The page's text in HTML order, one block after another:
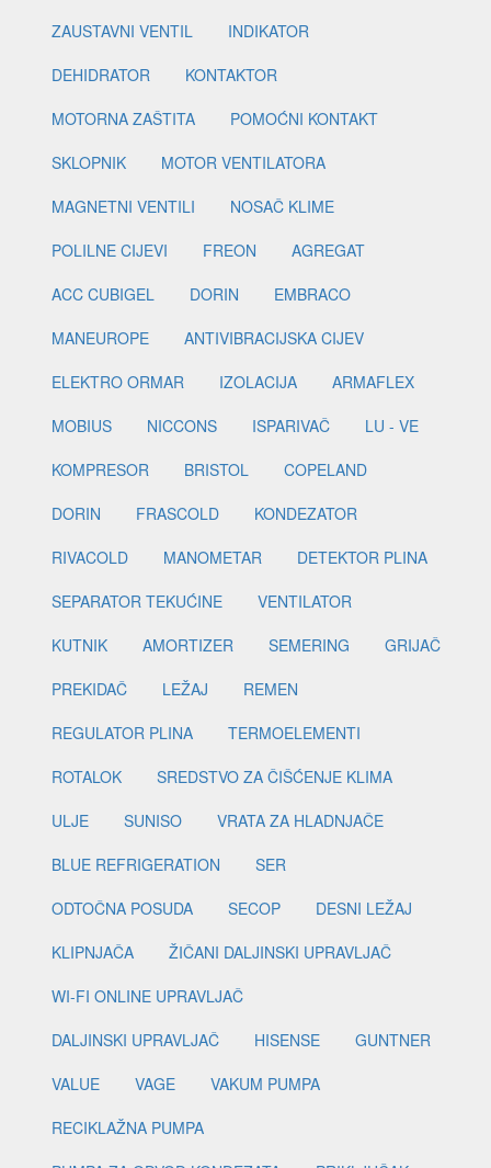
ZAUSTAVNI VENTIL
INDIKATOR
DEHIDRATOR
KONTAKTOR
MOTORNA ZAŠTITA
POMOĆNI KONTAKT
SKLOPNIK
MOTOR VENTILATORA
MAGNETNI VENTILI
NOSAČ KLIME
POLILNE CIJEVI
FREON
AGREGAT
ACC CUBIGEL
DORIN
EMBRACO
MANEUROPE
ANTIVIBRACIJSKA CIJEV
ELEKTRO ORMAR
IZOLACIJA
ARMAFLEX
MOBIUS
NICCONS ISPARIVAČ
LU - VE
KOMPRESOR
BRISTOL
COPELAND
DORIN
FRASCOLD
KONDEZATOR
RIVACOLD
MANOMETAR
DETEKTOR PLINA
SEPARATOR TEKUĆINE
VENTILATOR
KUTNIK
AMORTIZER SEMERING
GRIJAČ
PREKIDAČ
LEŽAJ
REMEN
REGULATOR PLINA
TERMOELEMENTI
ROTALOK
SREDSTVO ZA ČIŠĆENJE KLIMA
ULJE
SUNISO
VRATA ZA HLADNJAČE
BLUE REFRIGERATION
SER
ODTOČNA POSUDA
SECOP
DESNI LEŽAJ
KLIPNJAČA
ŽIČANI DALJINSKI UPRAVLJAČ
WI-FI ONLINE UPRAVLJAČ
DALJINSKI UPRAVLJAČ
HISENSE
GUNTNER
VALUE
VAGE
VAKUM PUMPA
RECIKLAŽNA PUMPA